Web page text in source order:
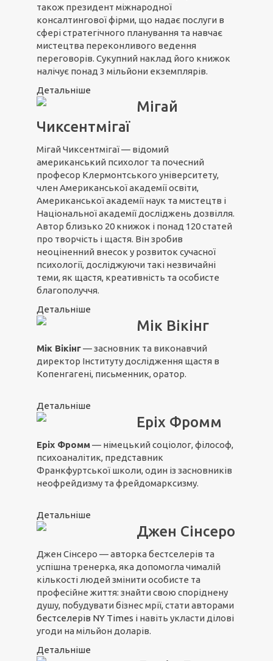
також президент міжнародної
консалтингової фірми, що надає послуги в
сфері стратегічного планування та навчає
мистецтва переконливого ведення
переговорів. Сукупний наклад його книжок
налічує понад 3 мільйони екземплярів.
Детальніше
Мігай
Чиксентмігаї
Мігай Чиксентмігаї — відомий
американський психолог та почесний
професор Клермонтського університету,
член Американської академії освіти,
Американської академії наук та мистецтв і
Національної академії досліджень дозвілля.
Автор близько 20 книжок і понад 120 статей
про творчість і щастя. Він зробив
неоціненний внесок у розвиток сучасної
психології, досліджуючи такі незвичайні
теми, як щастя, креативність та особисте
благополуччя.
Детальніше
Мік Вікінг
Мік Вікінг— засновник та виконавчий
директор Інституту дослідження щастя в
Копенгагені, письменник, оратор.
Детальніше
Еріх Фромм
Еріх Фромм— німецький соціолог, філософ,
психоаналітик, представник
Франкфуртської школи, один із засновників
неофрейдизму та фрейдомарксизму.
Детальніше
Джен Сінсеро
Джен Сінсеро — авторка бестселерів та
успішна тренерка, яка допомогла чималій
кількості людей змінити особисте та
професійне життя: знайти свою споріднену
душу, побудувати бізнес мрії, стати авторами
бестселерів NY Times і навіть укласти ділові
угоди на мільйон доларів.
Детальніше